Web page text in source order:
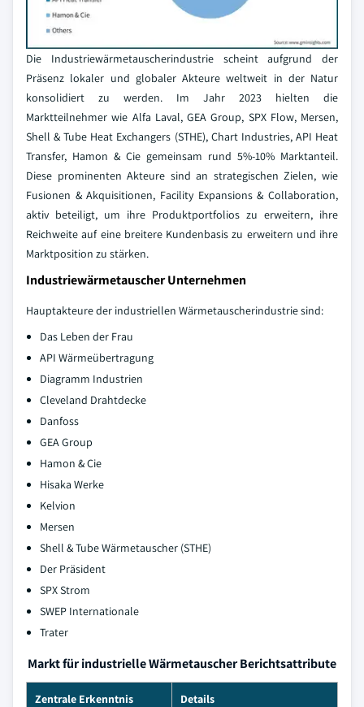
Die Industriewärmetauscherindustrie scheint aufgrund der
Präsenz lokaler und globaler Akteure weltweit in der Natur
konsolidiert zu werden. Im Jahr 2023 hielten die
Marktteilnehmer wie Alfa Laval, GEA Group, SPX Flow, Mersen,
Shell & Tube Heat Exchangers (STHE), Chart Industries, API Heat
Transfer, Hamon & Cie gemeinsam rund 5%-10% Marktanteil.
Diese prominenten Akteure sind an strategischen Zielen, wie
Fusionen & Akquisitionen, Facility Expansions & Collaboration,
aktiv beteiligt, um ihre Produktportfolios zu erweitern, ihre
Reichweite auf eine breitere Kundenbasis zu erweitern und ihre
Marktposition zu stärken.
Industriewärmetauscher Unternehmen
Hauptakteure der industriellen Wärmetauscherindustrie sind:
Das Leben der Frau
API Wärmeübertragung
Diagramm Industrien
Cleveland Drahtdecke
Danfoss
GEA Group
Hamon & Cie
Hisaka Werke
Kelvion
Mersen
Shell & Tube Wärmetauscher (STHE)
Der Präsident
SPX Strom
SWEP Internationale
Trater
Markt für industrielle Wärmetauscher Berichtsattribute
Zentrale Erkenntnis Details